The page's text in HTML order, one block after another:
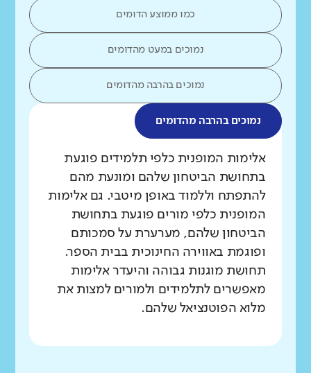
כמו ממוצע הדומים
נמוכים במעט מהדומים
נמוכים בהרבה מהדומים
נמוכים בהרבה מהדומים
מה בדקנו?
אלימות המופנית כלפי תלמידים פוגעת
בתחושת הביטחון שלהם ומונעת מהם
להתפתח וללמוד באופן מיטבי. גם אלימות
המופנית כלפי מורים פוגעת בתחושת
הביטחון שלהם, מערערת על סמכותם
ופוגמת באווירה החינוכית בבית הספר.
תחושת מוגנות גבוהה והיעדר אלימות
מאפשרים לתלמידים ולמורים למצות את
מלוא הפוטנציאל שלהם.